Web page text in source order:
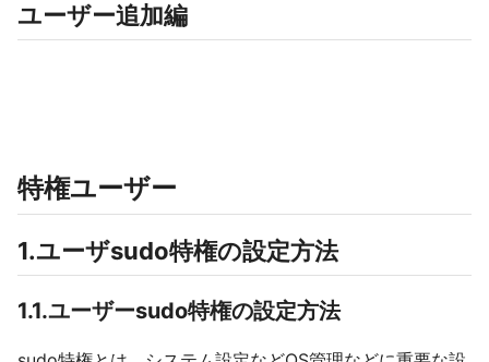
ユーザー追加編
特権ユーザー
1.ユーザsudo特権の設定方法
1.1.ユーザーsudo特権の設定方法